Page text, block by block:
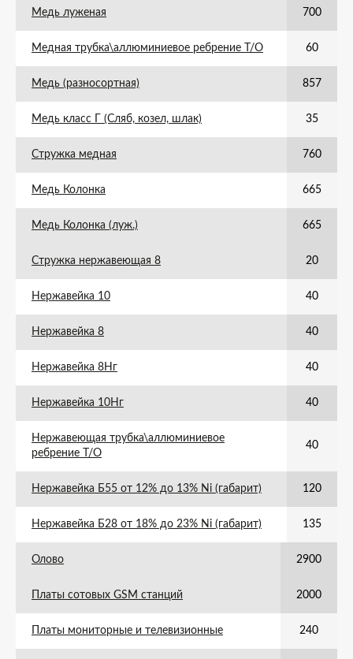
Медь луженая 700
Медная трубка\аллюминиевое ребрение Т/О 60
Медь (разносортная) 857
Медь класс Г (Сляб, козел, шлак) 35
Стружка медная 760
Медь Колонка 665
Медь Колонка (луж.) 665
Стружка нержавеющая 8 20
Нержавейка 10 40
Нержавейка 8 40
Нержавейка 8Нг 40
Нержавейка 10Нг 40
Нержавеющая трубка\аллюминиевое
ребрение Т/О
40
Нержавейка Б55 от 12% до 13% Ni (габарит) 120
Нержавейка Б28 от 18% до 23% Ni (габарит) 135
Олово 2900
Платы сотовых GSM станций 2000
Платы мониторные и телевизионные 240